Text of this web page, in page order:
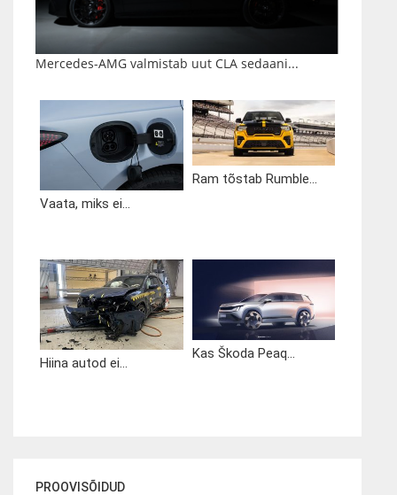
Mercedes-AMG valmistab uut CLA sedaani...
Vaata, miks ei...
Ram tõstab Rumble...
Hiina autod ei...
Kas Škoda Peaq...
PROOVISÕIDUD